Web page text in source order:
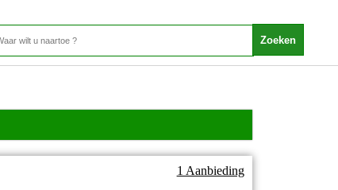
1 Aanbieding